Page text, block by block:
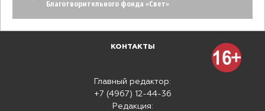
Благотворительного фонда «Свет»
КОНТАКТЫ
Главный редактор:
+7 (4967) 12-44-36
Редакция: